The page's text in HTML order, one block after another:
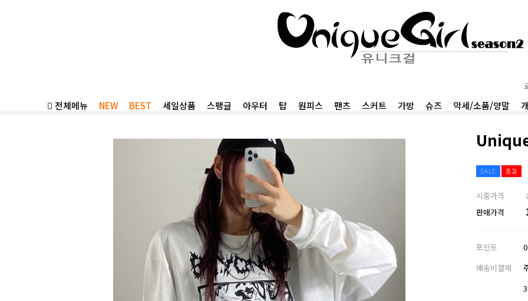
전체메뉴 NEW BEST 세일상품 스팽글 아우터 탑 원피스 팬츠 스커트 가방 슈즈 악세/소품/양말
SALE 품절
시중가격
판매가격
포인트
배송비결제